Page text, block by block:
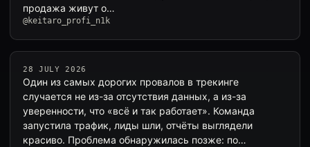
продажа живут о…
@keitaro_profi_n1k
28 JULY 2026
Один из самых дорогих провалов в трекинге
случается не из-за отсутствия данных, а из-за
уверенности, что «всё и так работает». Команда
запустила трафик, лиды шли, отчёты выглядели
красиво. Проблема обнаружилась позже: по…